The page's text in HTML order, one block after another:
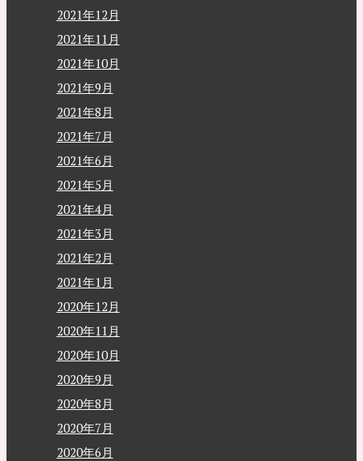
2021年12月
2021年11月
2021年10月
2021年9月
2021年8月
2021年7月
2021年6月
2021年5月
2021年4月
2021年3月
2021年2月
2021年1月
2020年12月
2020年11月
2020年10月
2020年9月
2020年8月
2020年7月
2020年6月